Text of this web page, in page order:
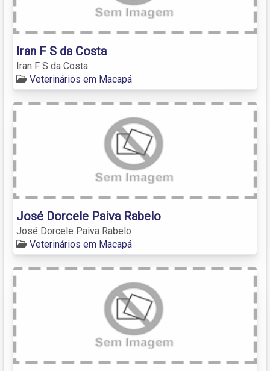
Iran F S da Costa
Iran F S da Costa
Veterinários em Macapá
José Dorcele Paiva Rabelo
José Dorcele Paiva Rabelo
Veterinários em Macapá